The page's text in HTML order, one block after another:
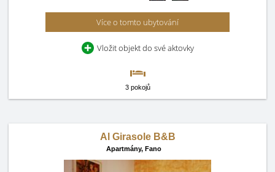
Více o tomto ubytování
Vložit objekt do své aktovky
3 pokojů
Al Girasole B&B
Apartmány, Fano